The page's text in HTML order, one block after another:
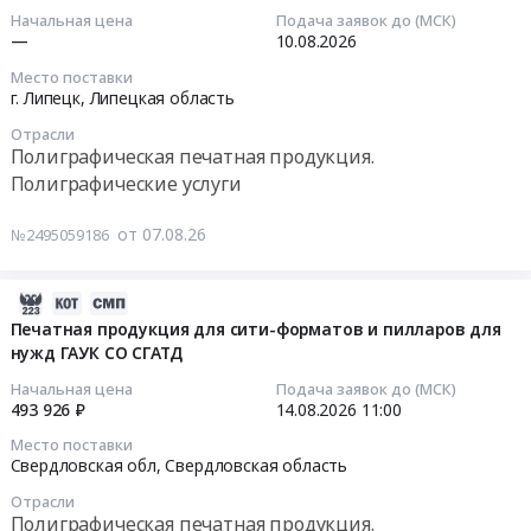
Начальная цена
—
Подача заявок до (МСК)
10.08.2026
Место поставки
г. Липецк,Липецкая область
Отрасли
Полиграфическая печатная продукция.
Полиграфические услуги
№2495059186 от 07.08.26
Печатная продукция для сити-форматов и пилларов для
нужд ГАУК СО СГАТД
Начальная цена
493 926 ₽
Подача заявок до (МСК)
14.08.2026 11:00
Место поставки
Свердловская обл,Свердловская область
Отрасли
Полиграфическая печатная продукция.